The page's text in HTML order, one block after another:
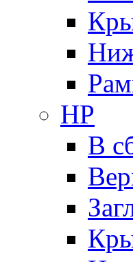
HP
В